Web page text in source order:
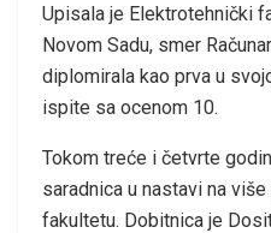
Upisala je Elektrotehnički
Novom Sadu, smer
diplomirala kao prva u
ispite sa ocenom 10.
Tokom treće i četvrte
saradnica u nastavi na
fakultetu. Dobitnica je